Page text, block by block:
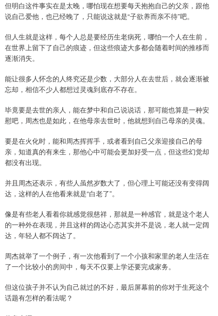
但明白这件事实在是太晚，哪怕现在想要每天抱抱自己的父亲，跟他
说自己爱他，也已经晚了，只能说这就是“子欲养而亲不待”吧。
但人生就是这样，每个人总是要经历生老病死，哪怕一个人在生前，
在世界上留下了自己的痕迹，但这些痕迹大多都会随着时间的推移而
逐渐消失。
能让很多人怀念的人终究还是少数，大部分人在去世后，就会逐渐被
忘却，相信不少人都想过灵魂到底存不存在。
毕竟要是去世的亲人，能在梦中和自己说说话，那可能也算是一种安
慰吧，周杰也是如此，在他母亲去世时，他就想到自己母亲的灵魂。
要是在火化时，能和周杰挥挥手，或者看到自己父亲迎接自己的母
亲，知道真的有来生，那他心中可能会更加好受一点，但这些幻觉却
都没有出现。
并且周杰还表示，有些人虽然岁数大了，但心理上可能还没有变得阔
达，这样的人在他看来就是“白老了”。
像是有些老人看着你就感觉很慈祥，那就是一种感官，就是这个老人
的一种外在表现，并且这样的阔达心态其实并不是说，老人就一定阔
达，年轻人都不阔达了。
周杰就举了一个例子，有一次他看到了一个小孩和家里的老人生活在
了一个比较小的房间中，每天不仅要上学还要完成家务。
但这位孩子并不认为自己就过的不好，最后屏幕前的你对于生死这个
话题有怎样的看法呢？